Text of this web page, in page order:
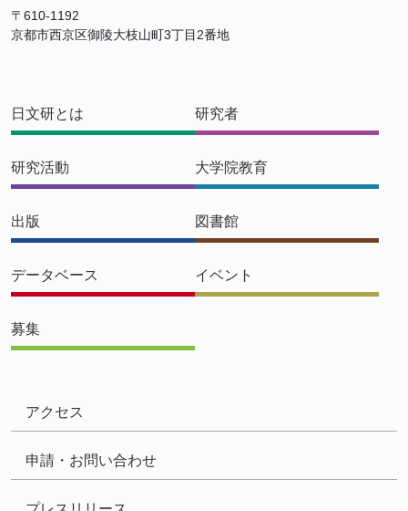
〒610-1192
京都市西京区御陵大枝山町3丁目2番地
日文研とは 研究者
研究活動 大学院教育
出版 図書館
データベース イベント
募集
アクセス
申請・お問い合わせ